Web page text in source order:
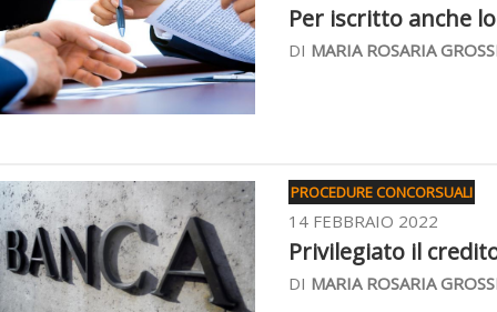
Per iscritto anche
DI MARIA ROSARIA
PROCEDURE CONCORSUALI
14 FEBBRAIO 2022
Privilegiato il
DI MARIA ROSARIA